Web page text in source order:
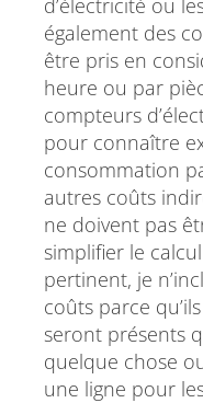
également des
être pris en
heure ou par
compteurs
pour connaître
consommation
autres coûts
ne doivent pas
simplifier le
pertinent, je
coûts parce
seront présents
quelque chose
une ligne pour